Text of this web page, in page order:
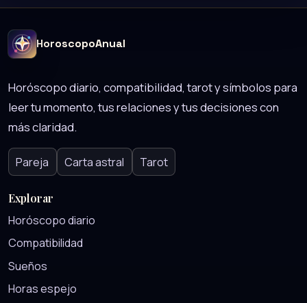
HoroscopoAnual
Horóscopo diario, compatibilidad, tarot y símbolos para
leer tu momento, tus relaciones y tus decisiones con
más claridad.
Pareja Carta astral Tarot
Explorar
Horóscopo diario
Compatibilidad
Sueños
Horas espejo